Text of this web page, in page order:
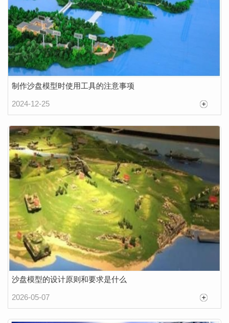
制作沙盘模型时使用工具的注意事项
2024-12-25
沙盘模型的设计原则和要求是什么
2026-05-07